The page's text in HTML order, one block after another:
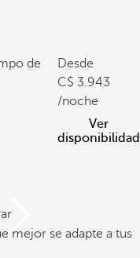
de
Desde
3.943
/noche
Ver
disponibilidad
mejor se adapte a tus